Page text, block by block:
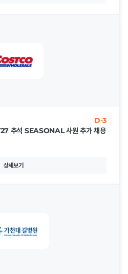
D-3
추석 SEASONAL 사원 추가 채용
상세보기